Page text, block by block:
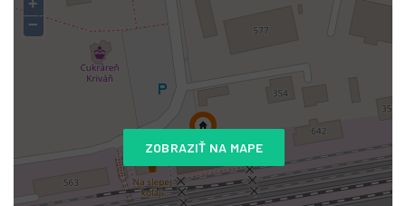
ZOBRAZIŤ NA MAPE
+
−